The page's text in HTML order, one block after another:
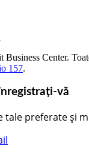
vă
te
vă
tale preferate și